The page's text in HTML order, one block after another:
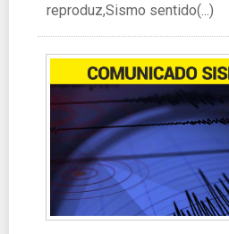
reproduz,Sismo sentido(...)